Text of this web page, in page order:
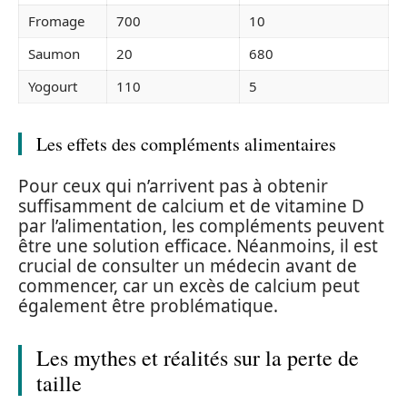
Fromage
700
10
Saumon
20
680
Yogourt
110 5
Les effets des compléments alimentaires
Pour ceux qui n’arrivent pas à obtenir
suffisamment de calcium et de vitamine D
par l’alimentation, les compléments peuvent
être une solution efficace. Néanmoins, il est
crucial de consulter un médecin avant de
commencer, car un excès de calcium peut
également être problématique.
Les mythes et réalités sur la perte de
taille